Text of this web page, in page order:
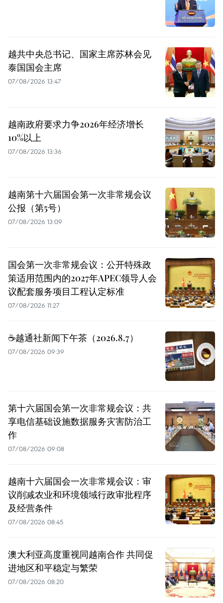
越共中央总书记、国家主席苏林会见
泰国国会主席
07/08/2026 13:47
越南政府要求力争2026年经济增长
10%以上
07/08/2026 13:36
越南第十六届国会第一次非常规会议
公报（第5号）
07/08/2026 13:09
国会第一次非常规会议：公开特殊政
策适用范围内的2027年APEC领导人会
议配套服务项目工程认定标准
07/08/2026 11:27
☕️越通社新闻下午茶（2026.8.7）
07/08/2026 09:39
第十六届国会第一次非常规会议：共
享电信基础设施数据服务灾害防治工
作
07/08/2026 09:08
越南十六届国会一次非常规会议：审
议削减农业和环境领域行政审批程序
及经营条件
07/08/2026 08:45
澳大利亚高度重视同越南合作 共同促
进地区和平稳定与繁荣
07/08/2026 08:20